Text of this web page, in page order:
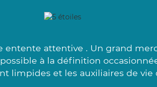
entente attentive . Un grand
à la définition
limpides et les auxiliaires de vie